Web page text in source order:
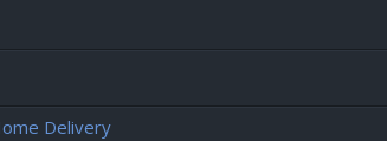
Delivery